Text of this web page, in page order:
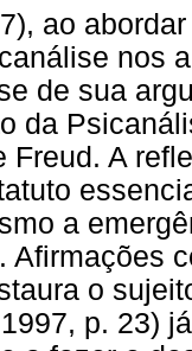
ao
nos
de sua
da
Freud. A
a
Afirmações
o
p. 23)